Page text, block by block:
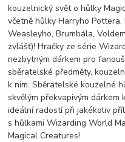
kouzelnický svět o hůlky
včetně hůlky Harryho
Weasleyho, Brumbála,
zvlášť)! Hračky ze série
nezbytným dárkem pro
sběratelské předměty,
k nim. Sběratelské kouzelné
skvělým překvapivým dárkem
ideální radostí při jakékoliv
s hůlkami Wizarding World
Magical Creatures!